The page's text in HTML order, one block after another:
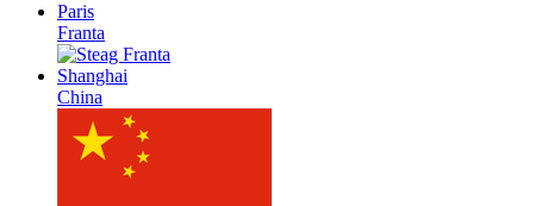
Paris
Franta
Shanghai
China